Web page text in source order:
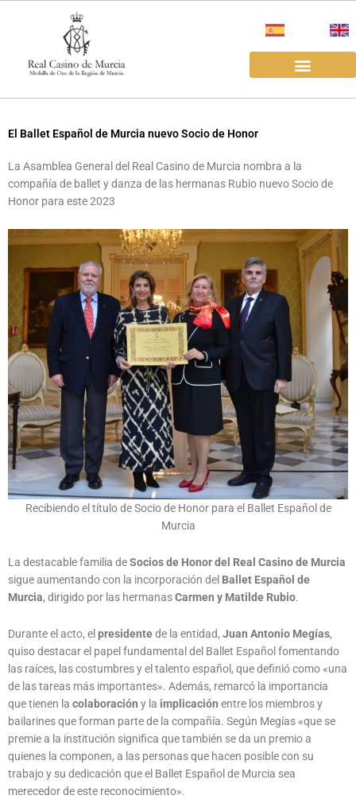
El Ballet Español de Murcia nuevo Socio de Honor
La Asamblea General del Real Casino de Murcia nombra a la
compañía de ballet y danza de las hermanas Rubio nuevo Socio de
Honor para este 2023
Recibiendo el título de Socio de Honor para el Ballet Español de
Murcia
La destacable familia deSocios de Honor del Real Casino de Murcia
sigue aumentando con la incorporación del Ballet Español de
Murcia, dirigido por las hermanasCarmen y Matilde Rubio.
Durante el acto, el presidentede la entidad, Juan Antonio Megías,
quiso destacar el papel fundamental del Ballet Español fomentando
las raíces, las costumbres y el talento español, que definió como «una
de las tareas más importantes». Además, remarcó la importancia
que tienen la colaboración y la implicación entre los miembros y
bailarines que forman parte de la compañía. Según Megías «que se
premie a la institución significa que también se da un premio a
quienes la componen, a las personas que hacen posible con su
trabajo y su dedicación que el Ballet Español de Murcia sea
merecedor de este reconocimiento».